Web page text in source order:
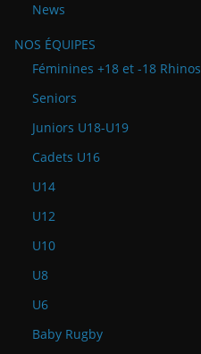
News
NOS ÉQUIPES
Féminines +18 et -18 Rhinos
Seniors
Juniors U18-U19
Cadets U16
U14
U12
U10
U8
U6
Baby Rugby